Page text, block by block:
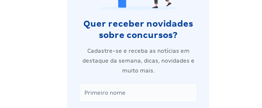
Quer receber novidades
sobre concursos?
Cadastre-se e receba as notícias em
destaque da semana, dicas, novidades e
muito mais.